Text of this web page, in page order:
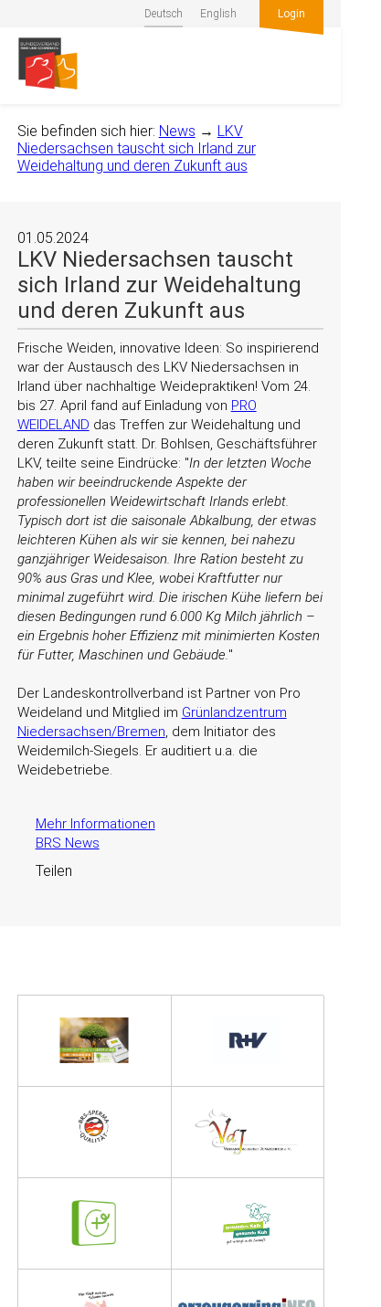
Deutsch English Login
Sie befinden sich hier: News → LKV
Niedersachsen tauscht sich Irland zur
Weidehaltung und deren Zukunft aus
01.05.2024
LKV Niedersachsen tauscht
sich Irland zur Weidehaltung
und deren Zukunft aus
Frische Weiden, innovative Ideen: So inspirierend
war der Austausch des LKV Niedersachsen in
Irland über nachhaltige Weidepraktiken! Vom 24.
bis 27. April fand auf Einladung von PRO
WEIDELAND das Treffen zur Weidehaltung und
deren Zukunft statt. Dr. Bohlsen, Geschäftsführer
LKV, teilte seine Eindrücke: In der letzten Woche
haben wir beeindruckende Aspekte der
professionellen Weidewirtschaft Irlands erlebt.
Typisch dort ist die saisonale Abkalbung, der etwas
leichteren Kühen als wir sie kennen, bei nahezu
ganzjähriger Weidesaison. Ihre Ration besteht zu
90% aus Gras und Klee, wobei Kraftfutter nur
minimal zugeführt wird. Die irischen Kühe liefern bei
diesen Bedingungen rund 6.000 Kg Milch jährlich –
ein Ergebnis hoher Effizienz mit minimierten Kosten
für Futter, Maschinen und Gebäude.
Der Landeskontrollverband ist Partner von Pro
Weideland und Mitglied im Grünlandzentrum
Niedersachsen/Bremen, dem Initiator des
Weidemilch-Siegels. Er auditiert u.a. die
Weidebetriebe.
Mehr Informationen
BRS News
Teilen